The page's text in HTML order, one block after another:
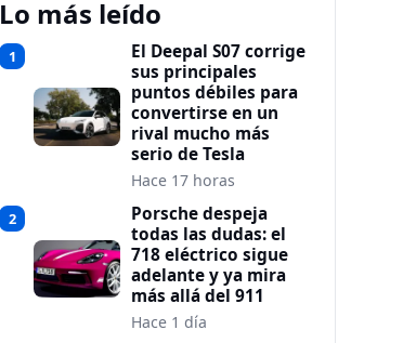
Lo más leído
1
El Deepal S07 corrige
sus principales
puntos débiles para
convertirse en un
rival mucho más
serio de Tesla
Hace 17 horas
2
Porsche despeja
todas las dudas: el
718 eléctrico sigue
adelante y ya mira
más allá del 911
Hace 1 día